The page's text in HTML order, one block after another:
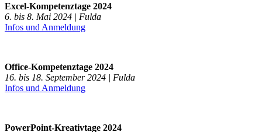
Excel-Kompetenztage 2024
6. bis 8. Mai 2024 | Fulda
Infos und Anmeldung
Office-Kompetenztage 2024
16. bis 18. September 2024 | Fulda
Infos und Anmeldung
PowerPoint-Kreativtage 2024